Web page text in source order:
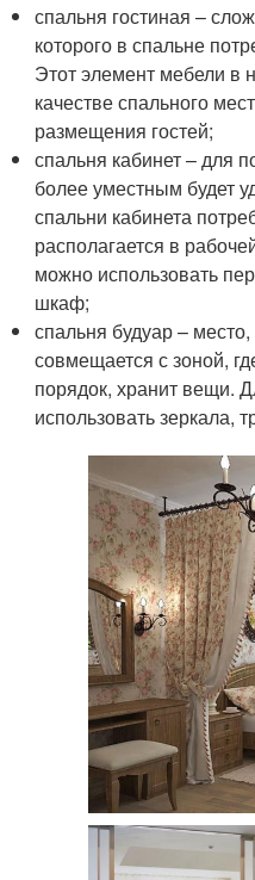
спальня гостиная –
которого в спальне
Этот элемент мебели в
качестве спального
размещения гостей;
спальня кабинет – для
более уместным будет
спальни кабинета
располагается в
можно использовать
шкаф;
спальня будуар –
совмещается с зоной,
порядок, хранит вещи.
использовать зеркала,